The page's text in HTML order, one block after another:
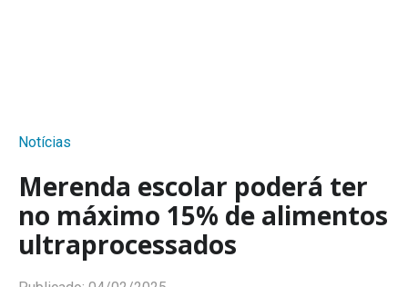
Notícias
Merenda escolar poderá ter
no máximo 15% de alimentos
ultraprocessados